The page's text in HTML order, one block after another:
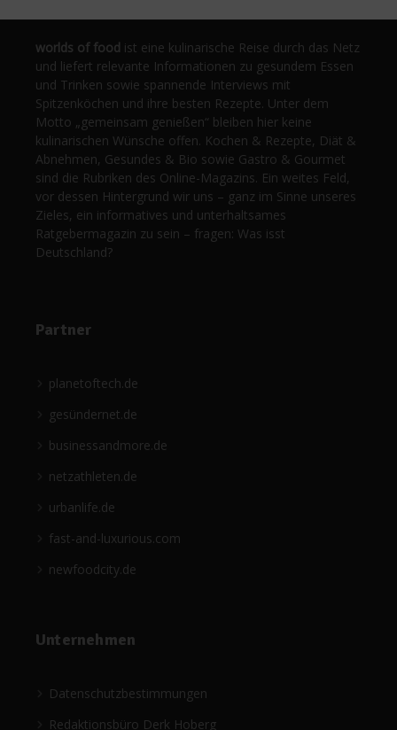
worlds of food ist eine kulinarische Reise durch das Netz
und liefert relevante Informationen zu gesundem Essen
und Trinken sowie spannende Interviews mit
Spitzenköchen und ihre besten Rezepte. Unter dem
Motto „gemeinsam genießen“ bleiben hier keine
kulinarischen Wünsche offen. Kochen & Rezepte, Diät &
Abnehmen, Gesundes & Bio sowie Gastro & Gourmet
sind die Rubriken des Online-Magazins. Ein weites Feld,
vor dessen Hintergrund wir uns – ganz im Sinne unseres
Zieles, ein informatives und unterhaltsames
Ratgebermagazin zu sein – fragen: Was isst
Deutschland?
Partner
planetoftech.de
gesündernet.de
businessandmore.de
netzathleten.de
urbanlife.de
fast-and-luxurious.com
newfoodcity.de
Unternehmen
Datenschutzbestimmungen
Redaktionsbüro Derk Hoberg